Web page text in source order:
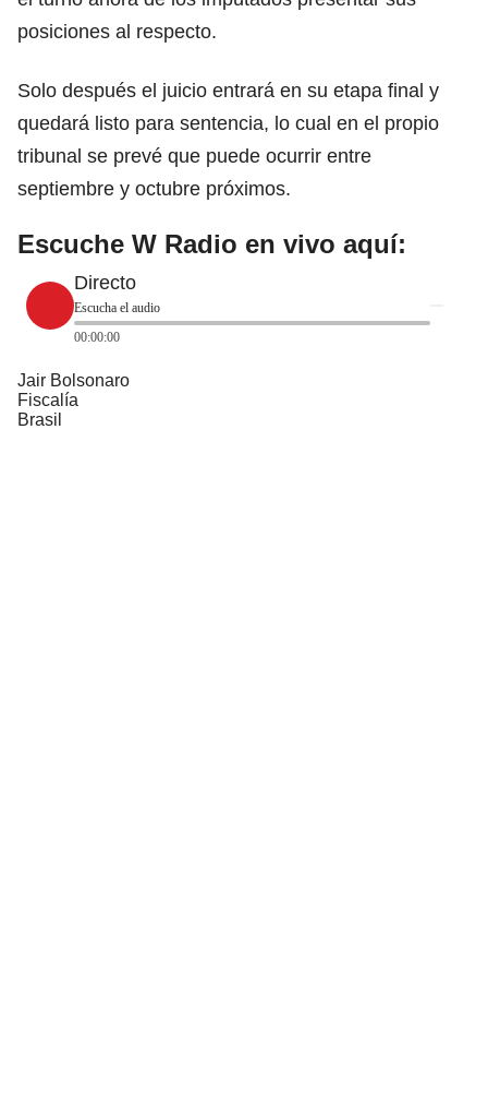
posiciones al respecto.
Solo después el juicio entrará en su etapa final y
quedará listo para sentencia, lo cual en el propio
tribunal se prevé que puede ocurrir entre
septiembre y octubre próximos.
Escuche W Radio en vivo aquí:
Directo
Escucha el audio
00:00:00
Jair Bolsonaro
Fiscalía
Brasil